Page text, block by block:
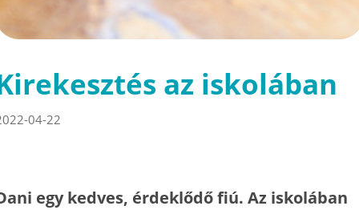
az iskolában
04-22
egy kedves, érdeklődő fiú. Az iskolában